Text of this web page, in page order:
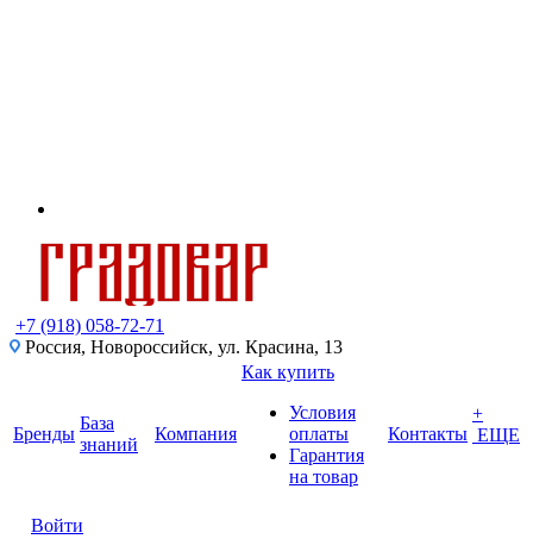
+7 (918) 058-72-71
Россия, Новороссийск, ул. Красина, 13
Бренды
База
знаний
Компания
Как купить
Условия
оплаты
Гарантия
на товар
Контакты
+
ЕЩЕ
Войти